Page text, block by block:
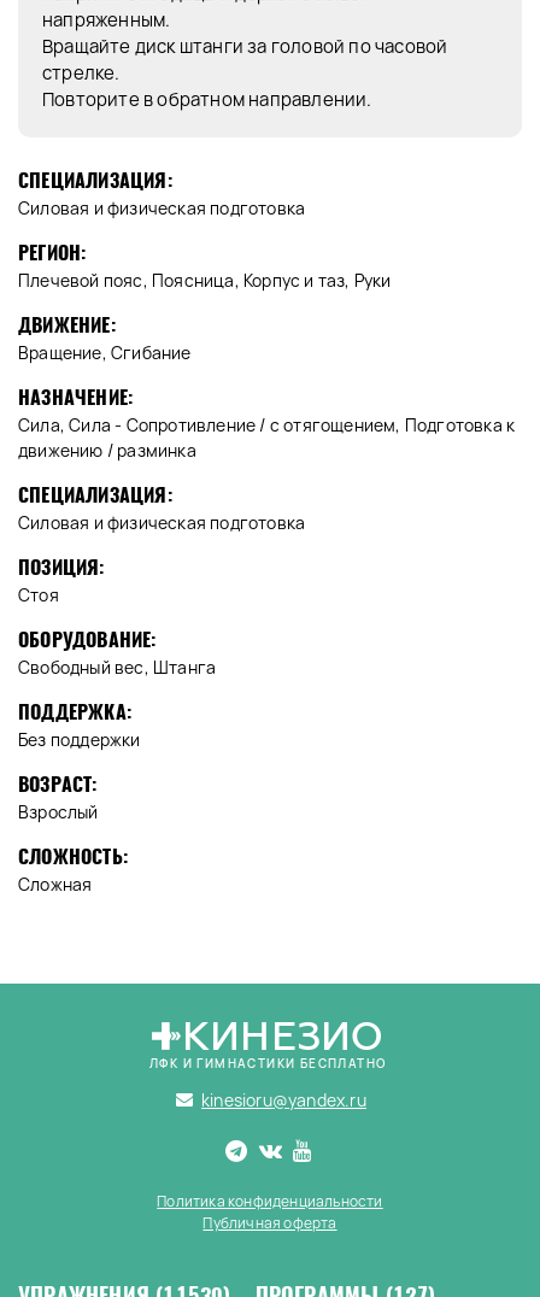
напряженным.
Вращайте диск штанги за головой по часовой
стрелке.
Повторите в обратном направлении.
СПЕЦИАЛИЗАЦИЯ:
Силовая и физическая подготовка
РЕГИОН:
Плечевой пояс, Поясница, Корпус и таз, Руки
ДВИЖЕНИЕ:
Вращение, Сгибание
НАЗНАЧЕНИЕ:
Сила, Сила - Сопротивление / с отягощением, Подготовка к
движению / разминка
СПЕЦИАЛИЗАЦИЯ:
Силовая и физическая подготовка
ПОЗИЦИЯ:
Стоя
ОБОРУДОВАНИЕ:
Свободный вес, Штанга
ПОДДЕРЖКА:
Без поддержки
ВОЗРАСТ:
Взрослый
СЛОЖНОСТЬ:
Сложная
КИНЕЗИО
ЛФК И ГИМНАСТИКИ БЕСПЛАТНО
kinesioru@yandex.ru
Политика конфиденциальности
Публичная оферта